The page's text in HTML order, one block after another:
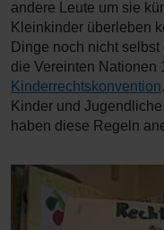
andere Leute um sie
Kleinkinder überleben
Dinge noch nicht
die Vereinten Nationen
Kinderrechtskonvention
Kinder und
haben diese Regeln